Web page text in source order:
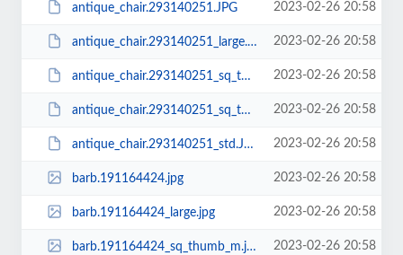
antique_chair.293140251.JPG 2023-02-26 20:58
antique_chair.293140251_large.JPG 2023-02-26 20:58
antique_chair.293140251_sq_thumb_m.JPG 2023-02-26 20:58
antique_chair.293140251_sq_thumb_s.JPG 2023-02-26 20:58
antique_chair.293140251_std.JPG 2023-02-26 20:58
barb.191164424.jpg 2023-02-26 20:58
barb.191164424_large.jpg 2023-02-26 20:58
barb.191164424_sq_thumb_m.jpg 2023-02-26 20:58